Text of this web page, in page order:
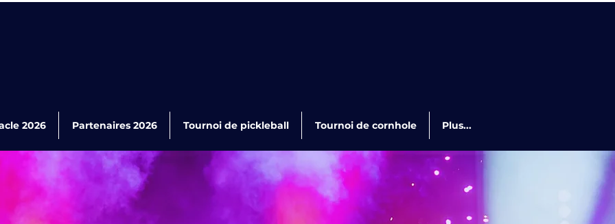
2026 Partenaires 2026 Tournoi de pickleball Tournoi de cornhole Plus...